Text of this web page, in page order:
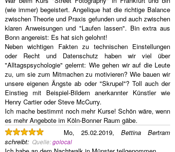
(wie immer) begeistert. Angelique hat die richtige Balance
zwischen Theorie und Praxis gefunden und auch zwischen
klaren Anweisungen und "Laufen lassen". Bin extra aus
Bonn angereist: Es hat sich gelohnt!
Neben wichtigen Fakten zu technischen Einstellungen
oder Recht und Datenschutz haben wir viel über
"Alltagspsychologie" gelernt: Wie gehen wir auf die Leute
zu, um sie zum Mitmachen zu motivieren? Wie bauen wir
unsere eigenen Ängste ab oder "Skrupel"? Toll auch der
Einstieg mit Beispiel-Bildern anerkannter Künstler wie
Henry Cartier oder Steve McCurry.
Ich mache bestimmt noch mehr Kurse! Schön wäre, wenn
es mehr Angebote im Köln-Bonner Raum gäbe.
Mo, 25.02.2019,Bettina Bertram
schreibt: Quelle:golocal